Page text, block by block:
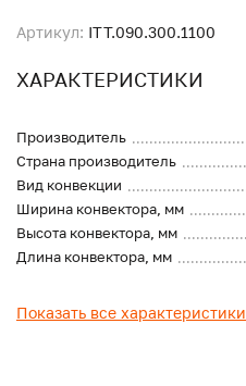
Артикул: ITT.090.300.1100
ХАРАКТЕРИСТИКИ
Производитель
Страна производитель
Вид конвекции
Ширина конвектора, мм
Высота конвектора, мм
Длина конвектора, мм
Показать все характеристики